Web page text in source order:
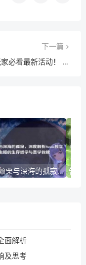
下一篇
CF玩家必看最新活动！ 有什么福利不容错过？
电流的颤栗与深海的孤寂，深度解析Steam独立游戏电鳗的生存哲学与美学救赎
面解析
及思考